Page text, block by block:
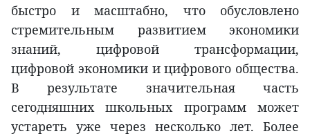
быстро и масштабно, что обусловлено
стремительным развитием экономики
знаний, цифровой трансформации,
цифровой экономики и цифрового общества.
В результате значительная часть
сегодняшних школьных программ может
устареть уже через несколько лет. Более